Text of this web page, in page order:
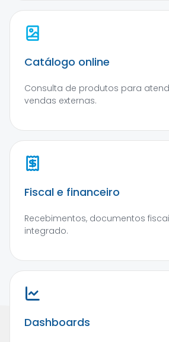
Catálogo online
Consulta de produtos para
vendas externas.
Fiscal e financeiro
Recebimentos, documentos
integrado.
Dashboards